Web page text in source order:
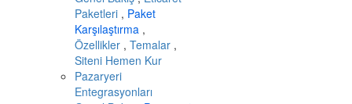
Paketleri , Paket
Karşılaştırma ,
Özellikler , Temalar ,
Siteni Hemen Kur
Pazaryeri
Entegrasyonları